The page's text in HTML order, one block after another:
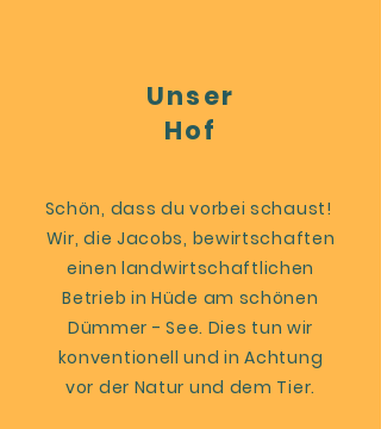
Unser
Hof
Schön, dass du vorbei schaust!
Wir, die Jacobs, bewirtschaften
einen landwirtschaftlichen
Betrieb in Hüde am schönen
Dümmer - See. Dies tun wir
konventionell und in Achtung
vor der Natur und dem Tier.